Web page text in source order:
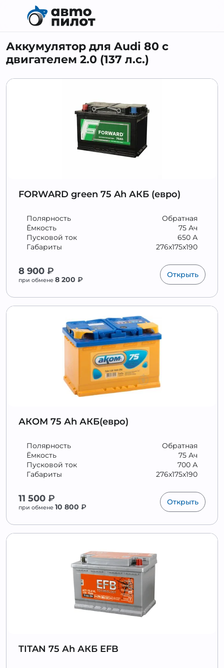
Аккумулятор для Audi 80 с
двигателем 2.0 (137 л.с.)
FORWARD green 75 Ah АКБ (евро)
Обратная
Полярность
75 Ач
Ёмкость
650 А
Пусковой ток
276x175x190
Габариты
8 900 ₽
при обмене 8 200 ₽
Открыть
АКОМ 75 Аh АКБ(евро)
Обратная
Полярность
75 Ач
Ёмкость
700 А
Пусковой ток
276x175x190
Габариты
11 500 ₽
при обмене 10 800 ₽
Открыть
TITAN 75 Аh АКБ EFB